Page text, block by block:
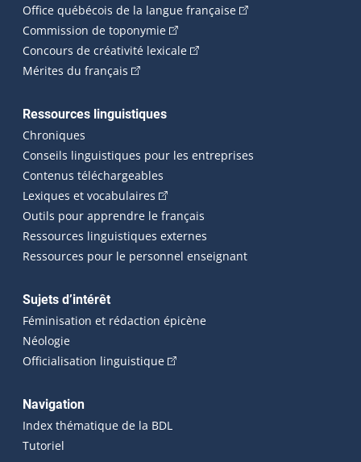
Office québécois de la langue française(Cet hyperlien
Commission de toponymie(Cet hyperlien externe s'ouvrira
Concours de créativité lexicale(Cet hyperlien externe
Mérites du français (Cet hyperlien externe s'ouvrira dans une
Ressources linguistiques
Chroniques
Conseils linguistiques pour les entreprises
Contenus téléchargeables
Lexiques et vocabulaires (Cet hyperlien externe s'ouvrira
Outils pour apprendre le français
Ressources linguistiques externes
Ressources pour le personnel enseignant
Sujets d’intérêt
Féminisation et rédaction épicène
Néologie
Officialisation linguistique(Cet hyperlien externe s'ouvrira
Navigation
Index thématique de la BDL
Tutoriel